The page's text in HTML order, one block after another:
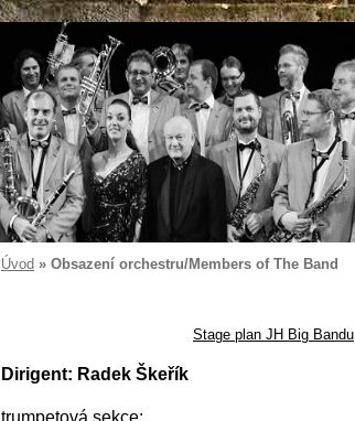
Úvod » Obsazení orchestru/Members of The Band
Stage plan JH Big Bandu
Dirigent: Radek Škeřík
trumpetová sekce: